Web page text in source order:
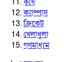
ক্যাম্পাস
ক্রিকেট
খেলাধুলা
গণমাধ্যম